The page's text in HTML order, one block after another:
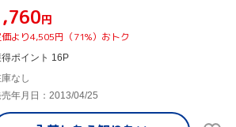
円
価より4,505円（71%）おトク
ポイント 16P
なし
年月日：2013/04/25